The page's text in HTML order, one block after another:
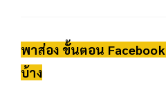
พาส่อง ขั้นตอน
บ้าง